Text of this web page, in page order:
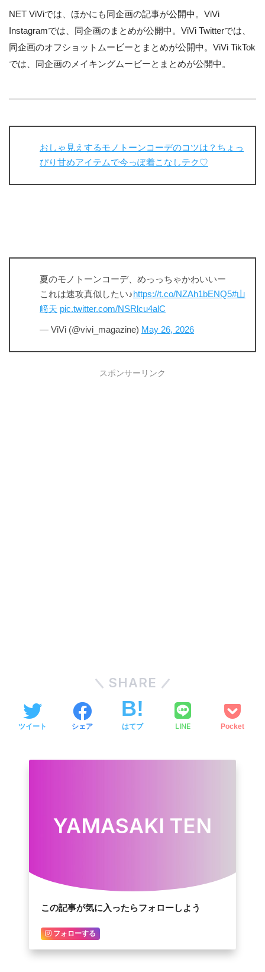
NET ViViでは、ほかにも同企画の記事が公開中。ViVi
Instagramでは、同企画のまとめが公開中。ViVi Twitterでは、
同企画のオフショットムービーとまとめが公開中。ViVi TikTok
では、同企画のメイキングムービーとまとめが公開中。
おしゃ見えするモノトーンコーデのコツは？ちょっ
ぴり甘めアイテムで今っぽ着こなしテク♡
夏のモノトーンコーデ、めっっちゃかわいいー
これは速攻真似したい♪ https://t.co/NZAh1bENQ5#山
﨑天 pic.twitter.com/NSRlcu4alC
— ViVi (@vivi_magazine) May 26, 2026
スポンサーリンク
SHARE
ツイート シェア はてブ LINE Pocket
YAMASAKI TEN
この記事が気に入ったらフォローしよう
フォローする